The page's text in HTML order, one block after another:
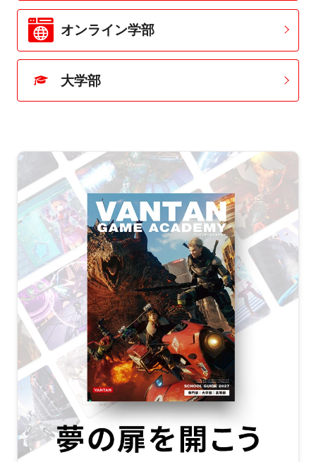
オンライン学部
大学部